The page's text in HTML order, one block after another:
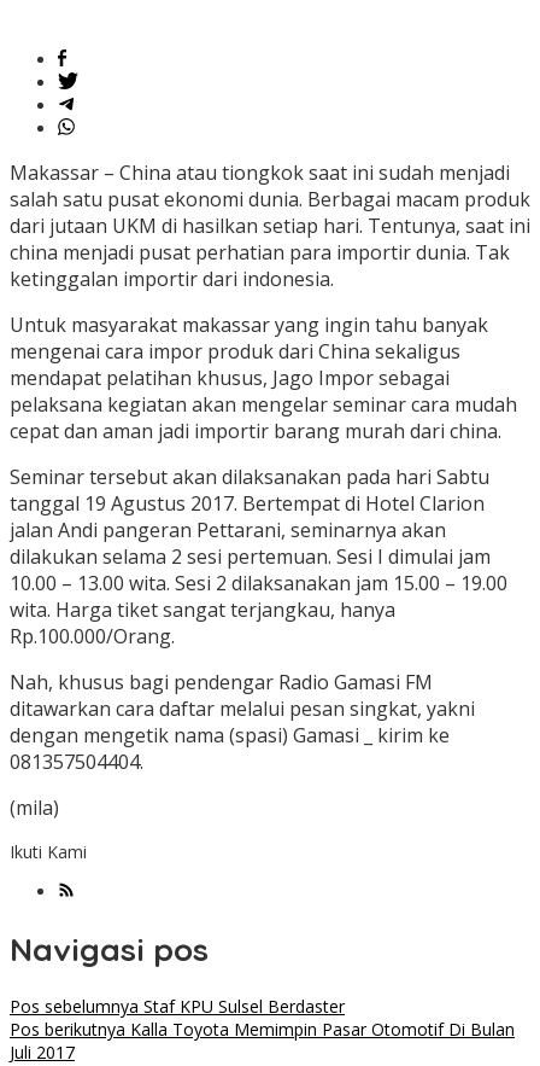
Makassar – China atau tiongkok saat ini sudah menjadi
salah satu pusat ekonomi dunia. Berbagai macam produk
dari jutaan UKM di hasilkan setiap hari. Tentunya, saat ini
china menjadi pusat perhatian para importir dunia. Tak
ketinggalan importir dari indonesia.
Untuk masyarakat makassar yang ingin tahu banyak
mengenai cara impor produk dari China sekaligus
mendapat pelatihan khusus, Jago Impor sebagai
pelaksana kegiatan akan mengelar seminar cara mudah
cepat dan aman jadi importir barang murah dari china.
Seminar tersebut akan dilaksanakan pada hari Sabtu
tanggal 19 Agustus 2017. Bertempat di Hotel Clarion
jalan Andi pangeran Pettarani, seminarnya akan
dilakukan selama 2 sesi pertemuan. Sesi I dimulai jam
10.00 – 13.00 wita. Sesi 2 dilaksanakan jam 15.00 – 19.00
wita. Harga tiket sangat terjangkau, hanya
Rp.100.000/Orang.
Nah, khusus bagi pendengar Radio Gamasi FM
ditawarkan cara daftar melalui pesan singkat, yakni
dengan mengetik nama (spasi) Gamasi _ kirim ke
081357504404.
(mila)
Ikuti Kami
Navigasi pos
Pos sebelumnya Staf KPU Sulsel Berdaster
Pos berikutnya Kalla Toyota Memimpin Pasar Otomotif Di Bulan
Juli 2017